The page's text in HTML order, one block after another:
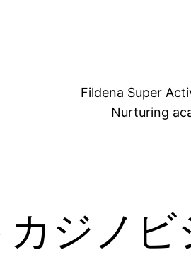
Fildena Super
Nurturing
ジノ